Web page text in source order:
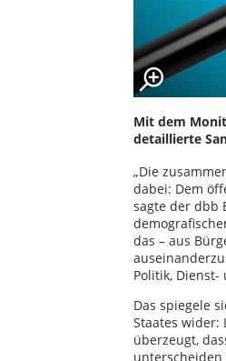
Mit dem
detaillierte
„Die
dabei: Dem
sagte der dbb
das – aus
Politik,
Das spiegele
Staates wider:
überzeugt,